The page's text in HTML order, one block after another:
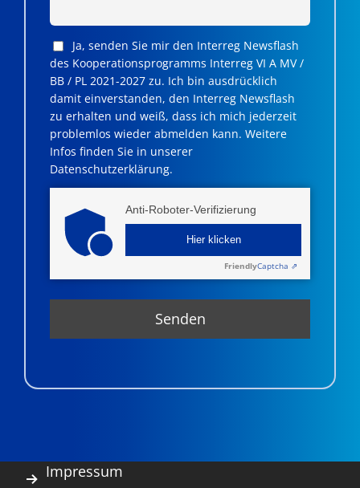
Ja, senden Sie mir den Interreg Newsflash
des Kooperationsprogramms Interreg VI A MV /
BB / PL 2021-2027 zu. Ich bin ausdrücklich
damit einverstanden, den Interreg Newsflash
zu erhalten und weiß, dass ich mich jederzeit
problemlos wieder abmelden kann. Weitere
Infos finden Sie in unserer
Datenschutzerklärung.
Anti-Roboter-Verifizierung
Hier klicken
FriendlyCaptcha ⇗
Impressum